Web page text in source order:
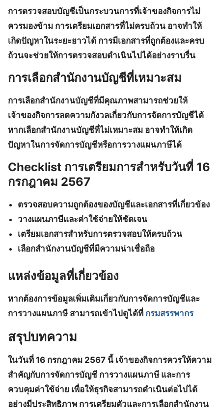
การตรวจสอบบัญชีเป็นกระบวนการที่เจ้าของกิจการไม่
ควรมองข้าม การเตรียมเอกสารที่ไม่ครบถ้วน อาจทำให้
เกิดปัญหาในระยะยาวได้ การมีเอกสารที่ถูกต้องและครบ
ถ้วนจะช่วยให้การตรวจสอบดำเนินไปได้อย่างราบรื่น
การเลือกสำนักงานบัญชีที่เหมาะสม
การเลือกสำนักงานบัญชีที่มีคุณภาพสามารถช่วยให้
เจ้าของกิจการลดความกังวลเกี่ยวกับการจัดการบัญชีได้
หากเลือกสำนักงานบัญชีที่ไม่เหมาะสม อาจทำให้เกิด
ปัญหาในการจัดการบัญชีหรือการวางแผนภาษีได้
Checklist การเตรียมการสำหรับวันที่ 16
กรกฎาคม 2567
ตรวจสอบความถูกต้องของบัญชีและเอกสารที่เกี่ยวข้อง
วางแผนภาษีและค่าใช้จ่ายให้ชัดเจน
เตรียมเอกสารสำหรับการตรวจสอบให้ครบถ้วน
เลือกสำนักงานบัญชีที่มีความน่าเชื่อถือ
แหล่งข้อมูลที่เกี่ยวข้อง
หากต้องการข้อมูลเพิ่มเติมเกี่ยวกับการจัดการบัญชีและ
การวางแผนภาษี สามารถเข้าไปดูได้ที่ กรมสรรพากร
สรุปบทความ
ในวันที่ 16 กรกฎาคม 2567 นี้ เจ้าของกิจการควรให้ความ
สำคัญกับการจัดการบัญชี การวางแผนภาษี และการ
ควบคุมค่าใช้จ่าย เพื่อให้ธุรกิจสามารถดำเนินต่อไปได้
อย่างมีประสิทธิภาพ การเตรียมตัวและการเลือกสำนักงาน